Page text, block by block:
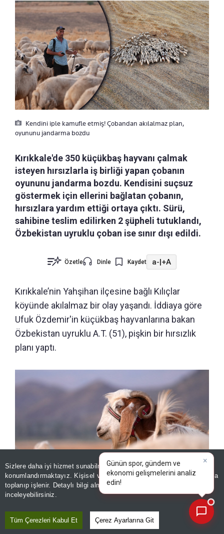
Sizlere daha iyi hizmet sunabilmek adına sitemizdeçerez
konumlandırmaktayız. Kişisel verileriniz, KVKK ve GDPR kapsamında
toplanıp işlenir. Detaylı bilgi almak için
inceleyebilirsiniz.
Tüm Çerezleri Kabul Et Çerez Ayarlarına Git
Kendini iple kamufle etmiş! Çobandan akılalmaz plan,
oyununu jandarma bozdu
Kırıkkale'de 350 küçükbaş hayvanı çalmak
isteyen hırsızlarla iş birliği yapan çobanın
oyununu jandarma bozdu. Kendisini suçsuz
göstermek için ellerini bağlatan çobanın,
hırsızlara yardım ettiği ortaya çıktı. Sürü,
sahibine teslim edilirken 2 şüpheli tutuklandı,
Özbekistan uyruklu çoban ise sınır dışı edildi.
Özetle Dinle Kaydet a-|+A
Kırıkkale’nin Yahşihan ilçesine bağlı Kılıçlar
köyünde akılalmaz bir olay yaşandı. İddiaya göre
Ufuk Özdemir'in küçükbaş hayvanlarına bakan
Özbekistan uyruklu A.T. (51), pişkin bir hırsızlık
planı yaptı.
Günün spor, gündem ve
ekonomi gelişmelerini ana